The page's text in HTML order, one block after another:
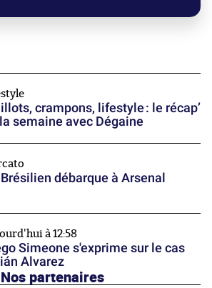
crampons, lifestyle : le récap’
semaine avec Dégaine
débarque à Arsenal
à 12:58
Simeone s'exprime sur le cas
Alvarez
Nos partenaires